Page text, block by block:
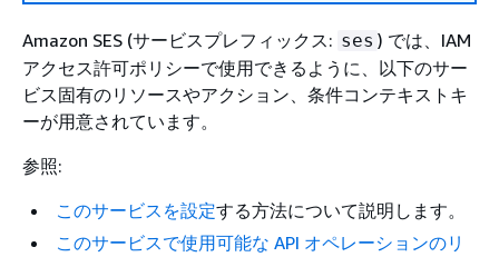
Amazon SES (サービスプレフィックス: ses ) では、IAM
アクセス許可ポリシーで使用できるように、以下のサー
ビス固有のリソースやアクション、条件コンテキストキ
ーが用意されています。
参照:
このサービスを設定する方法について説明します。
このサービスで使用可能な API オペレーションのリ